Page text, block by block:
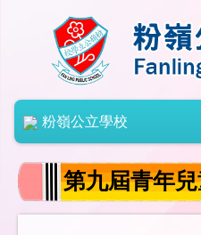
粉嶺公立學校
第九屆青年